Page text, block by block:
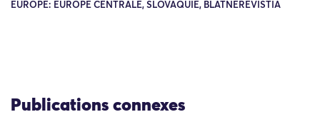
EUROPE: EUROPE CENTRALE, SLOVAQUIE, BLATNEREVISTIA
Publications connexes